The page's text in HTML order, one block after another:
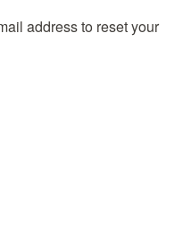
address to reset your